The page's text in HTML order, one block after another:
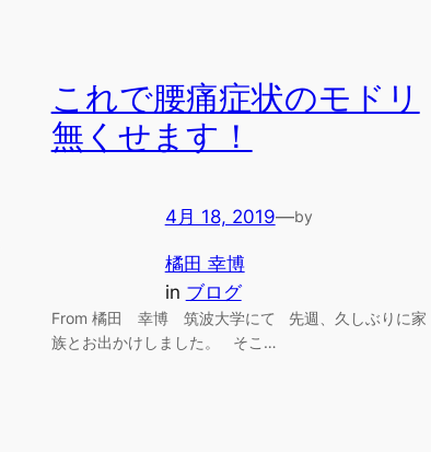
これで腰痛症状のモドリ
無くせます！
4月 18, 2019—by
橘田 幸博
in ブログ
From 橘田 幸博 筑波大学にて 先週、久しぶりに家
族とお出かけしました。 そこ…